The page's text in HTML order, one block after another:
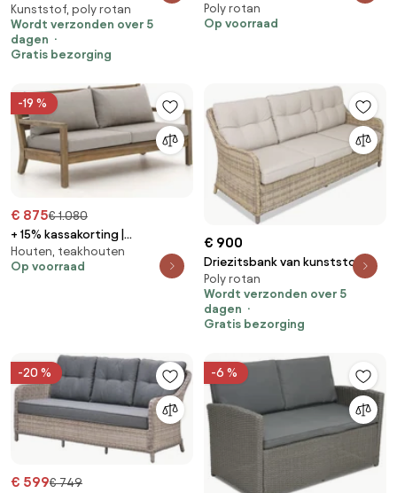
voor het terras Bilbao Garden
Point bruin
Kunststof, poly rotan
Wordt verzonden over 5
dagen
Gratis bezorging
Loungebank Tuin Intenso |
Wicker (vlechtwerk) | 2
Poly rotan
Op voorraad
-19 %
€ 875€ 1.080
+ 15% kassakorting |
Loungebank Tuin ROUGH | Hout |
2 personen | Tuinbank Old Teak
Houten, teakhouten
Op voorraad
€ 900
Driezitsbank van kunststof
rotan Toledo beige Garden
Point
Poly rotan
Wordt verzonden over 5
dagen
Gratis bezorging
-20 %
€ 599€ 749
-6 %